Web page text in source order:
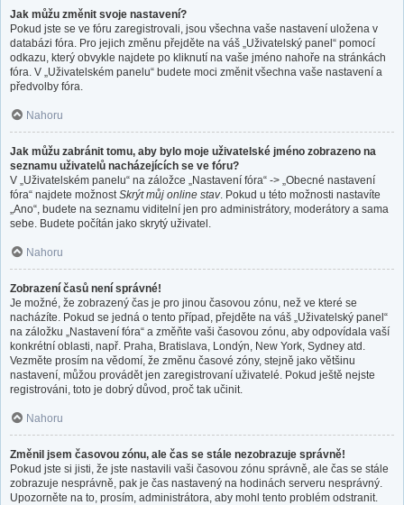
Jak můžu změnit svoje nastavení?
Pokud jste se ve fóru zaregistrovali, jsou všechna vaše nastavení uložena v
databázi fóra. Pro jejich změnu přejděte na váš „Uživatelský panel“ pomocí
odkazu, který obvykle najdete po kliknutí na vaše jméno nahoře na stránkách
fóra. V „Uživatelském panelu“ budete moci změnit všechna vaše nastavení a
předvolby fóra.
Nahoru
Jak můžu zabránit tomu, aby bylo moje uživatelské jméno zobrazeno na
seznamu uživatelů nacházejících se ve fóru?
V „Uživatelském panelu“ na záložce „Nastavení fóra“ -> „Obecné nastavení
fóra“ najdete možnost Skrýt můj online stav. Pokud u této možnosti nastavíte
„Ano“, budete na seznamu viditelní jen pro administrátory, moderátory a sama
sebe. Budete počítán jako skrytý uživatel.
Nahoru
Zobrazení časů není správné!
Je možné, že zobrazený čas je pro jinou časovou zónu, než ve které se
nacházíte. Pokud se jedná o tento případ, přejděte na váš „Uživatelský panel“
na záložku „Nastavení fóra“ a změňte vaši časovou zónu, aby odpovídala vaší
konkrétní oblasti, např. Praha, Bratislava, Londýn, New York, Sydney atd.
Vezměte prosím na vědomí, že změnu časové zóny, stejně jako většinu
nastavení, můžou provádět jen zaregistrovaní uživatelé. Pokud ještě nejste
registrováni, toto je dobrý důvod, proč tak učinit.
Nahoru
Změnil jsem časovou zónu, ale čas se stále nezobrazuje správně!
Pokud jste si jisti, že jste nastavili vaši časovou zónu správně, ale čas se stále
zobrazuje nesprávně, pak je čas nastavený na hodinách serveru nesprávný.
Upozorněte na to, prosím, administrátora, aby mohl tento problém odstranit.